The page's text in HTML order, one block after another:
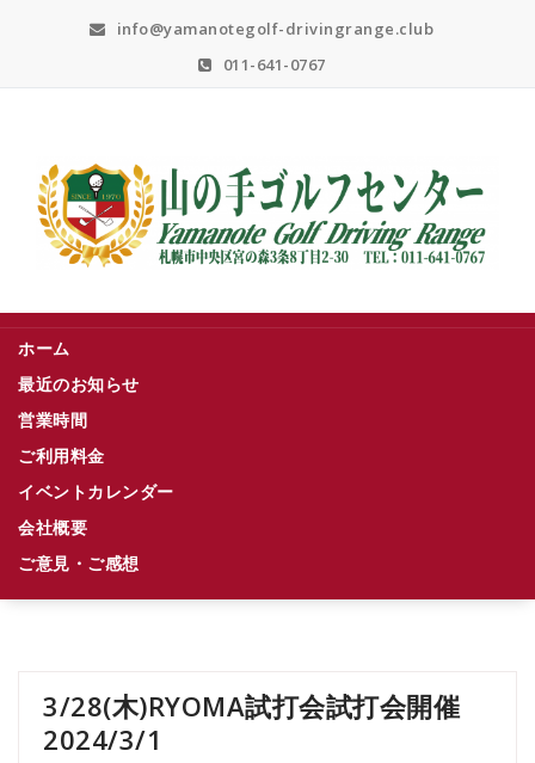
info@yamanotegolf-drivingrange.club
011-641-0767
ホーム
最近のお知らせ
営業時間
ご利用料金
イベントカレンダー
会社概要
ご意見・ご感想
3/28(木)RYOMA試打会試打会開催
2024/3/1